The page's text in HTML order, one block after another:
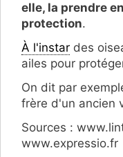
elle, la prendre
protection.
À l'instar des
ailes pour
On dit par
frère d'un ancien
Sources :
www.expressio.fr